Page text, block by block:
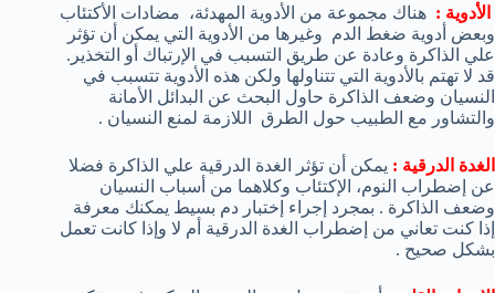
الأدوية : هناك مجموعة من الأدوية المهدئة، مضادات الأكتئاب
وبعض أدوية ضغط الدم وغيرها من الأدوية التي يمكن أن تؤثر
علي الذاكرة وعادة عن طريق التسبب في الإرتباك أو التخذير.
قد لا تهتم بالأدوية التي تتناولها ولكن هذه الأدوية تتسبب في
النسيان وضعف الذاكرة حاول البحث عن البدائل الأمانة
والتشاور مع الطبيب حول الطرق اللازمة لمنع النسيان .
الغدة الدرقية : يمكن أن تؤثر الغدة الدرقية علي الذاكرة فضلا
عن إضطراب النوم، الإكتئاب وكلاهما من أسباب النسيان
وضعف الذاكرة . بمجرد إجراء إختبار دم بسيط يمكنك معرفة
إذا كنت تعاني من إضطراب الغدة الدرقية أم لا وإذا كانت تعمل
بشكل صحيح .